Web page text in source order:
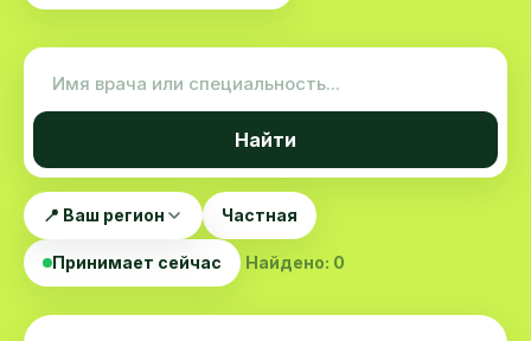
Найти
📍 Ваш регион Частная
Принимает сейчас Найдено: 0